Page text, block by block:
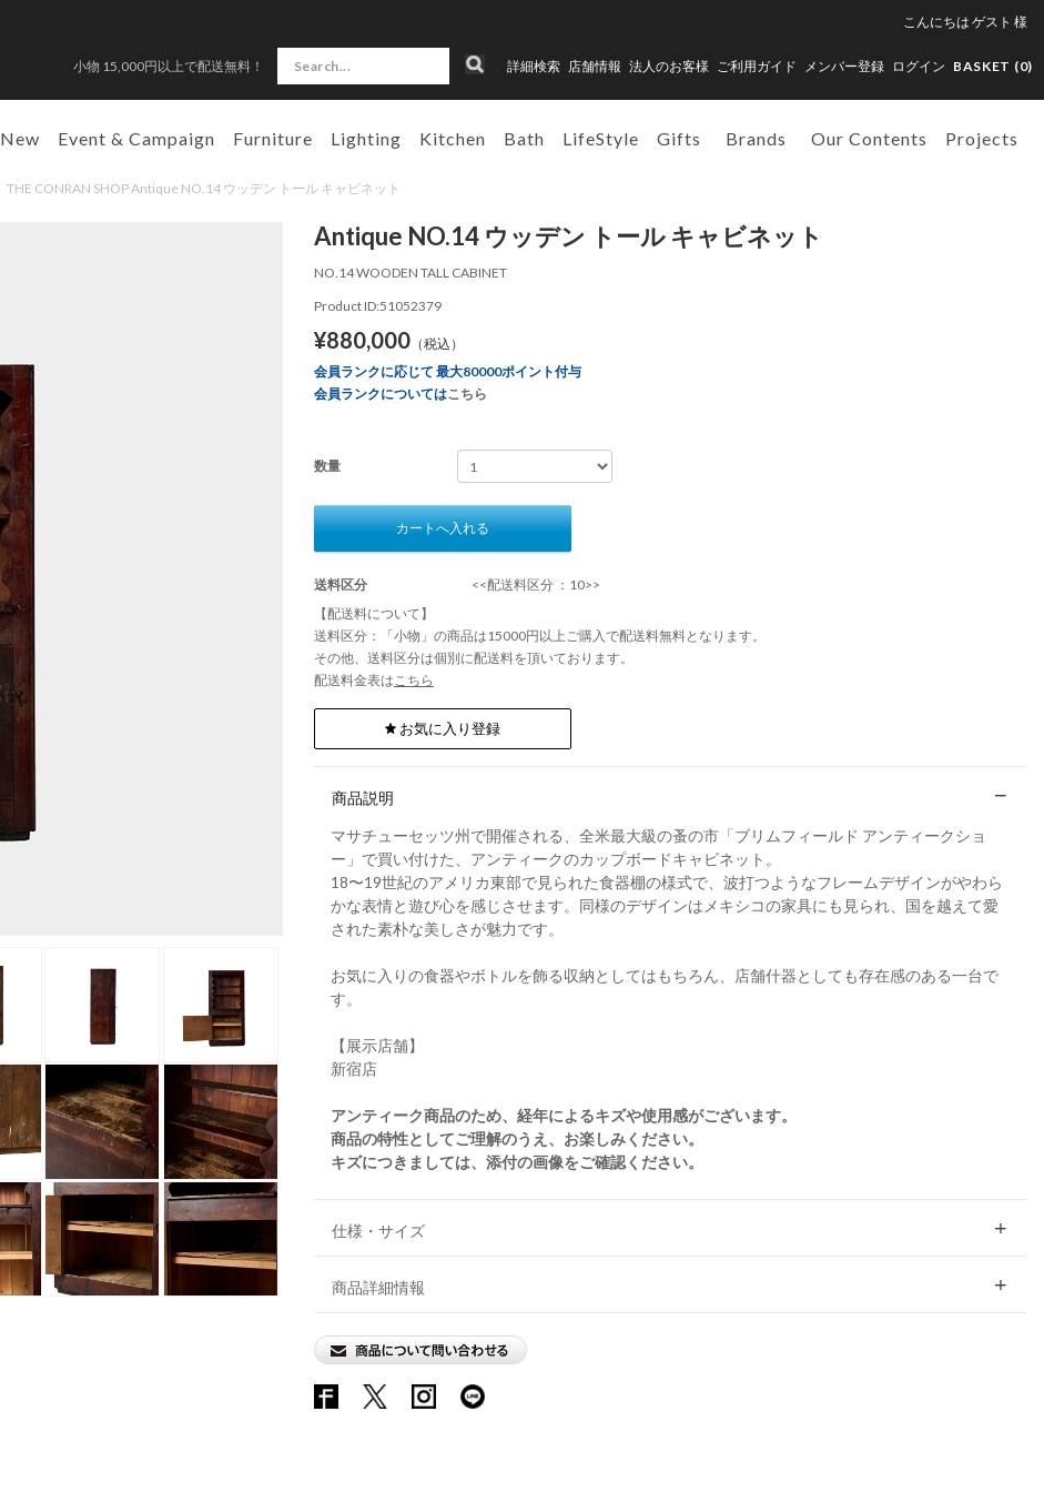
こんにちは ゲスト 様
小物 15,000円以上で配送無料！ 詳細検索 店舗情報 法人のお客様 ご利用ガイド メンバー登録 ログイン BASKET (0)
New Event & Campaign Furniture Lighting Kitchen Bath LifeStyle Gifts Brands Our Contents Projects
THE CONRAN SHOP Antique NO.14 ウッデン トール キャビネット
Antique NO.14 ウッデン トール キャビネット
NO.14 WOODEN TALL CABINET
Product ID:51052379
¥880,000（税込）
会員ランクに応じて 最大80000ポイント付与
会員ランクについてはこちら
数量
カートへ入れる
送料区分
<<配送料区分 ：10>>
【配送料について】
送料区分：「小物」の商品は15000円以上ご購入で配送料無料となります。
その他、送料区分は個別に配送料を頂いております。
配送料金表はこちら
お気に入り登録
商品説明
マサチューセッツ州で開催される、全米最大級の蚤の市「ブリムフィールド アンティークショ
ー」で買い付けた、アンティークのカップボードキャビネット。
18〜19世紀のアメリカ東部で見られた食器棚の様式で、波打つようなフレームデザインがやわら
かな表情と遊び心を感じさせます。同様のデザインはメキシコの家具にも見られ、国を越えて愛
された素朴な美しさが魅力です。
お気に入りの食器やボトルを飾る収納としてはもちろん、店舗什器としても存在感のある一台で
す。
【展示店舗】
新宿店
アンティーク商品のため、経年によるキズや使用感がございます。
商品の特性としてご理解のうえ、お楽しみください。
キズにつきましては、添付の画像をご確認ください。
仕様・サイズ
商品詳細情報